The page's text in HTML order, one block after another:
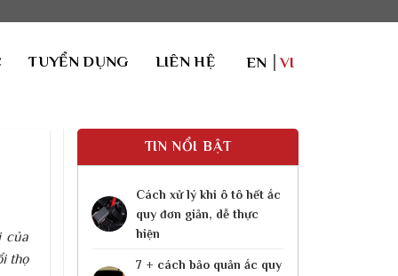
TUYỂN DỤNG LIÊN HỆ EN VI
của
thọ
TIN NỔI BẬT
Cách xử lý khi ô tô hết ắc
quy​ đơn giản, dễ thực
hiện
7 + cách bảo quản ắc quy